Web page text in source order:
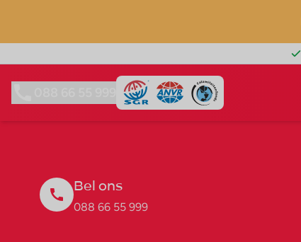
Bel ons
088 66 55 999